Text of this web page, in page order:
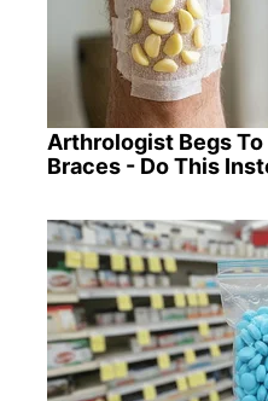
Arthrologist Begs
Braces - Do This